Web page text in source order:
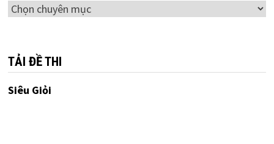
Chuyên
TẢI ĐỀ THI
Siêu Giỏi